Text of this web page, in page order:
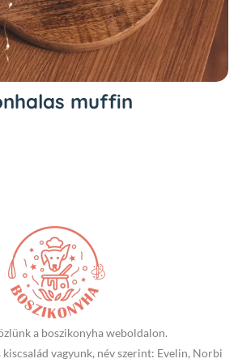
muffin
a boszikonyha weboldalon.
kiscsalád vagyunk, név szerint: Evelin, Norbi